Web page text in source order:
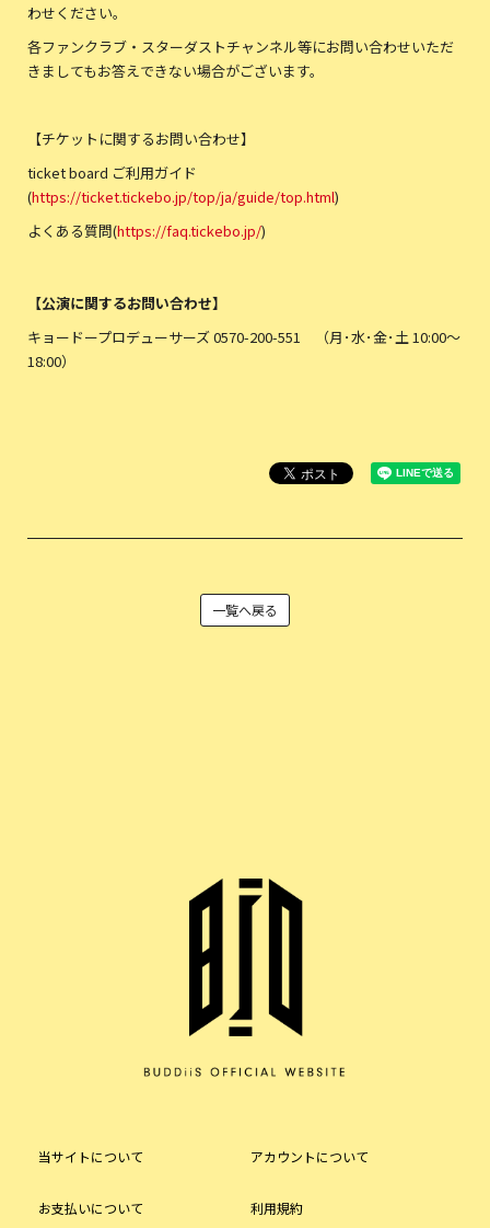
わせください。
各ファンクラブ・スターダストチャンネル等にお問い合わせいただ
きましてもお答えできない場合がございます。
【チケットに関するお問い合わせ】
ticket board ご利用ガイド
(https://ticket.tickebo.jp/top/ja/guide/top.html)
よくある質問(https://faq.tickebo.jp/)
【公演に関するお問い合わせ】
キョードープロデューサーズ 0570-200-551 （月･水･金･土 10:00〜
18:00）
一覧へ戻る
当サイトについて アカウントについて
お支払いについて 利用規約